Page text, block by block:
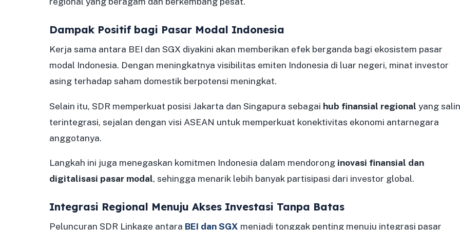
Dampak Positif bagi Pasar Modal Indonesia
Kerja sama antara BEI dan SGX diyakini akan memberikan efek berganda bagi ekosistem pasar
modal Indonesia. Dengan meningkatnya visibilitas emiten Indonesia di luar negeri, minat investor
asing terhadap saham domestik berpotensi meningkat.
Selain itu, SDR memperkuat posisi Jakarta dan Singapura sebagai hub finansial regional yang
terintegrasi, sejalan dengan visi ASEAN untuk memperkuat konektivitas ekonomi antarnegara
anggotanya.
Langkah ini juga menegaskan komitmen Indonesia dalam mendorong inovasi finansial dan
digitalisasi pasar modal, sehingga menarik lebih banyak partisipasi dari investor global.
Integrasi Regional Menuju Akses Investasi Tanpa Batas
Peluncuran SDR Linkage antara BEI dan SGX menjadi tonggak penting menuju integrasi pasar